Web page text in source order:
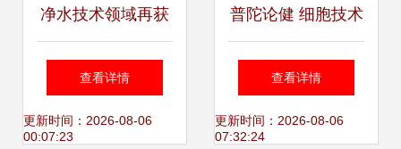
净水技术领域再获
殊荣 青年编委陈嫣
荣获第十届上海青
查看详情
更新时间：2026-08-06
00:07:23
普陀论健 细胞技术
与精准医学高峰论
坛在沪举行
查看详情
更新时间：2026-08-06
07:32:24